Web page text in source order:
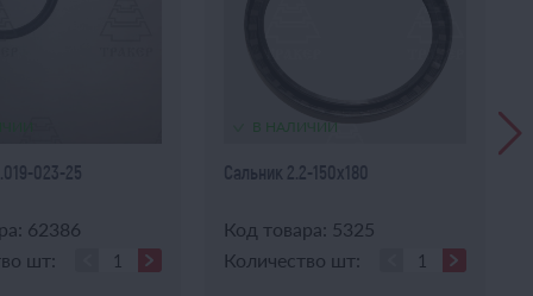
023-25
62386
шт:
В НАЛИЧИИ
Сальник 2.2-150х180
Код товара: 5325
Количество шт: